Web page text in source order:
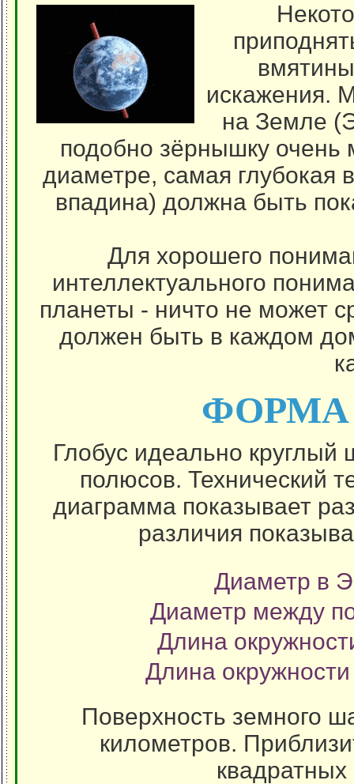
искажения.
на Земле
подобно зёрнышку очень
диаметре, самая глубокая
впадина) должна быть
Для хорошего
интеллектуального
планеты - ничто не может
должен быть в каждом
ФОРМА
Глобус идеально
полюсов. Технический
диаграмма показывает
различия
Диаметр в
Диаметр между
Длина
Длина
Поверхность земного
километров.